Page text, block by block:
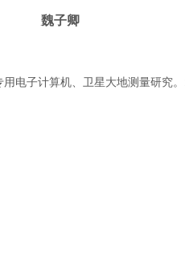
魏子卿
子计算机、卫星大地测量研究